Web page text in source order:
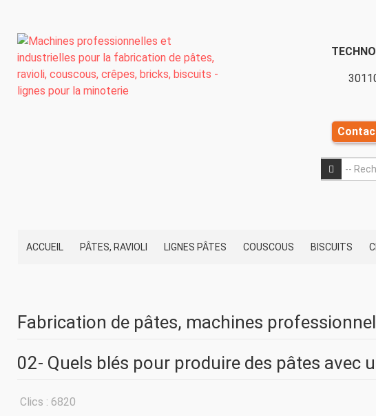
OK
OK
ACCUEIL PÂTES, RAVIOLI LIGNES PÂTES COUSCOUS BISCUITS
Fabrication de pâtes, machines
02- Quels blés pour produire des pâtes avec
Détails
Clics : 6820